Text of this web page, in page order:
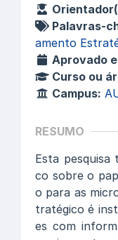
Palavras-
amento
Aprovado
Curso ou
Campus:
RESUMO
Esta
co sobre o
o para as
tratégico é
es com